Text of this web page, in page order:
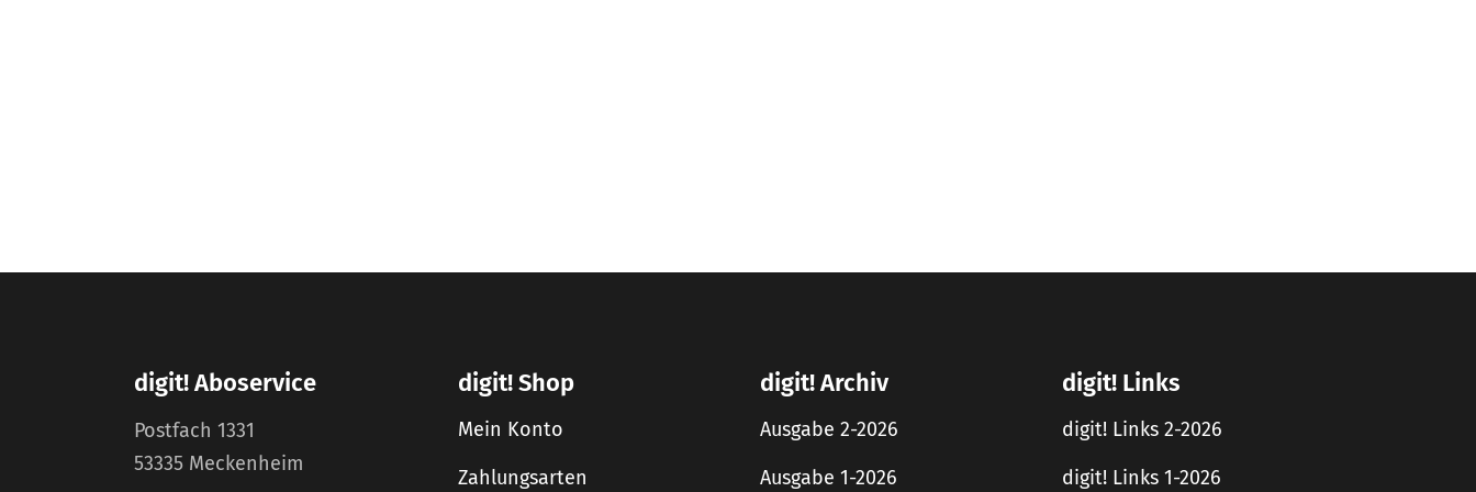
digit! Aboservice
Postfach 1331
53335 Meckenheim
digit! Shop
Mein Konto
Zahlungsarten
digit! Archiv
Ausgabe 2-2026
Ausgabe 1-2026
digit! Links
digit! Links 2-2026
digit! Links 1-2026